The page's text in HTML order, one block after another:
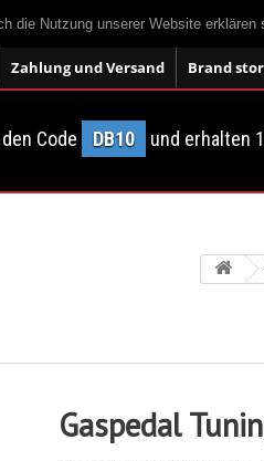
die Nutzung unserer Website
Zahlung und Versand Brand
Code DB10 und erhalten
Gaspedal